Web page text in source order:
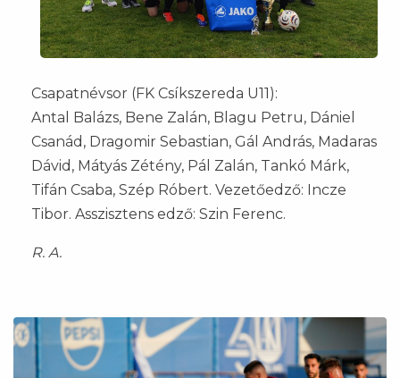
Csapatnévsor (FK Csíkszereda U11):
Antal Balázs, Bene Zalán, Blagu Petru, Dániel
Csanád, Dragomir Sebastian, Gál András, Madaras
Dávid, Mátyás Zétény, Pál Zalán, Tankó Márk,
Tifán Csaba, Szép Róbert. Vezetőedző: Incze
Tibor. Asszisztens edző: Szin Ferenc.
R. A.